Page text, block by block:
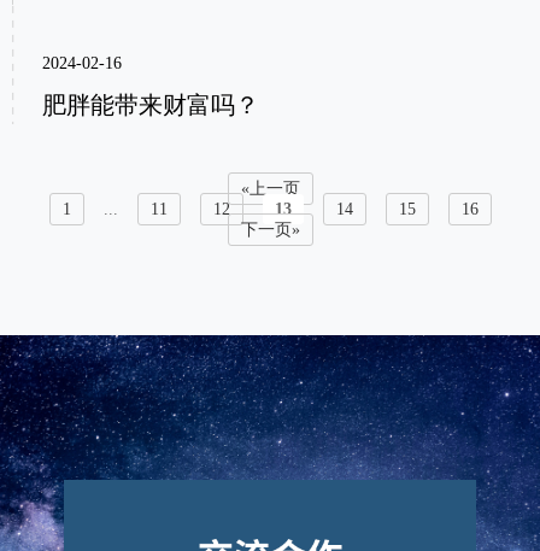
2024-02-16
肥胖能带来财富吗？
«上一页
1
11 12 13 14 15
16
下一页»